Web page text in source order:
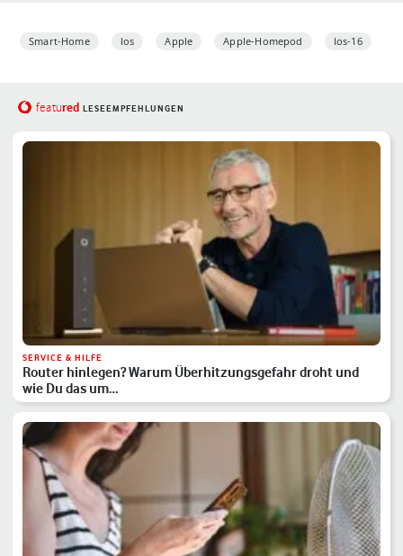
Smart-Home Ios Apple Apple-Homepod Ios-16
featured LESEEMPFEHLUNGEN
SERVICE & HILFE
Router hinlegen? Warum Überhitzungsgefahr droht und
wie Du das um…